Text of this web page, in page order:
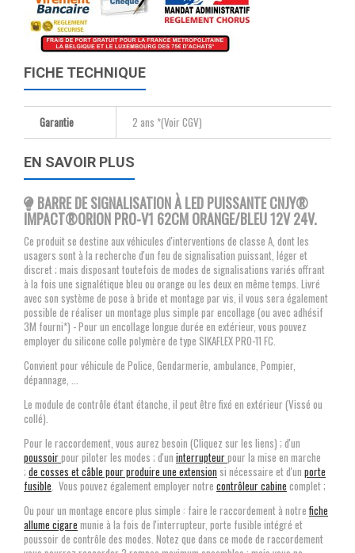
FICHE TECHNIQUE
Garantie 2 ans *(Voir CGV)
EN SAVOIR PLUS
BARRE DE SIGNALISATION À LED PUISSANTE CNJY®
IMPACT®ORION PRO-V1 62CM ORANGE/BLEU 12V 24V.
Ce produit se destine aux véhicules d'interventions de classe A, dont les
usagers sont à la recherche d'un feu de signalisation puissant, léger et
discret ; mais disposant toutefois de modes de signalisations variés offrant
à la fois une signalétique bleu ou orange ou les deux en même temps. Livré
avec son système de pose à bride et montage par vis, il vous sera également
possible de réaliser un montage plus simple par encollage (ou avec adhésif
3M fourni*) - Pour un encollage longue durée en extérieur, vous pouvez
employer du silicone colle polymère de type SIKAFLEX PRO-11 FC.
Convient pour véhicule de Police, Gendarmerie, ambulance, Pompier,
dépannage, ...
Le module de contrôle étant étanche, il peut être fixé en extérieur (Vissé ou
collé).
Pour le raccordement, vous aurez besoin (Cliquez sur les liens) ; d'un
poussoirpour piloter les modes ; d'un interrupteurpour la mise en marche
; de cosses et câble pour produire une extension si nécessaire et d'un porte
fusible. Vous pouvez également employer notre contrôleur cabine complet ;
Ou pour un montage encore plus simple : faire le raccordement à notrefiche
allume cigare munie à la fois de l'interrupteur, porte fusible intégré et
poussoir de contrôle des modes. Notez que dans ce mode de raccordement